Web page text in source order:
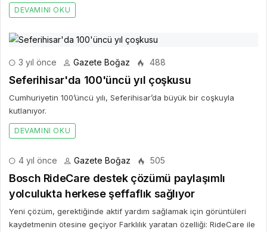
DEVAMINI OKU
3 yıl önce Gazete Boğaz 488
Seferihisar'da 100'üncü yıl çoşkusu
Cumhuriyetin 100’üncü yılı, Seferihisar’da büyük bir coşkuyla
kutlanıyor.
DEVAMINI OKU
4 yıl önce Gazete Boğaz 505
Bosch RideCare destek çözümü paylaşımlı
yolculukta herkese şeffaflık sağlıyor
Yeni çözüm, gerektiğinde aktif yardım sağlamak için görüntüleri
kaydetmenin ötesine geçiyor Farklılık yaratan özelliği: RideCare ile